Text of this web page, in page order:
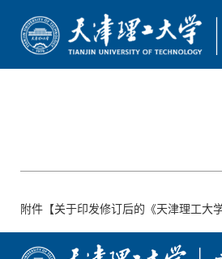
审计动态
政策法规
通知公告
附件【关于印发修订后的《天津理工大